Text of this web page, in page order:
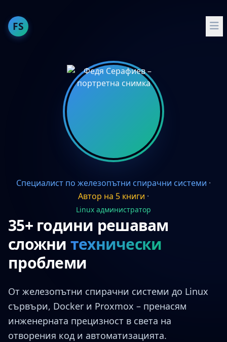
FS
English
Специалист по железопътни спирачни системи ·
Автор на 5 книги ·
Linux администратор
35+ години решавам
сложни технически
проблеми
От железопътни спирачни системи до Linux
сървъри, Docker и Proxmox – пренасям
инженерната прецизност в света на
отворения код и автоматизацията.